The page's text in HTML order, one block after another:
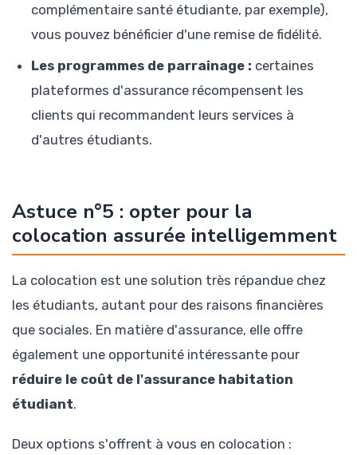
complémentaire santé étudiante, par exemple),
vous pouvez bénéficier d'une remise de fidélité.
Les programmes de parrainage : certaines
plateformes d'assurance récompensent les
clients qui recommandent leurs services à
d'autres étudiants.
Astuce n°5 : opter pour la
colocation assurée intelligemment
La colocation est une solution très répandue chez
les étudiants, autant pour des raisons financières
que sociales. En matière d'assurance, elle offre
également une opportunité intéressante pour
réduire le coût de l'assurance habitation
étudiant.
Deux options s'offrent à vous en colocation :